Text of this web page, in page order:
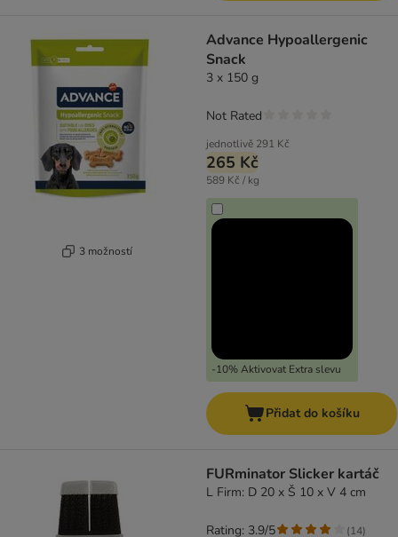
3 možností
Advance Hypoallergenic
Snack
3 x 150 g
jednotlivě 291 Kč
265 Kč
589 Kč / kg
-10% Aktivovat Extra slevu
Not Rated
Přidat do košíku
FURminator Slicker kartáč
L Firm: D 20 x Š 10 x V 4 cm
Rating: 3.9/5 (14)